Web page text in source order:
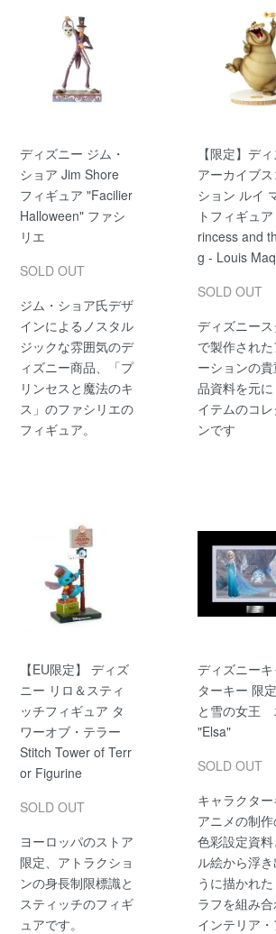
ディズニー ジム・
ショア Jim Shore
フィギュア "Facilier
Halloween" ファシ
リエ
SOLD OUT
ジム・ショア氏デザ
インによるノスタル
ジックな雰囲気のデ
ィズニー商品、「プ
リンセスと魔法のキ
ス」のファシリエの
フィギュア。
【限定】デ
アーカイブ
ション ルイ
トフィギュ
rincess and
g - Louis
SOLD OUT
ディズニー
で製作された
ーションの
品資料を元
イテムのコレ
ンです
【EU限定】 ディズ
ニー リロ＆スティ
ッチフィギュア タ
ワーオブ・テラー
Stitch Tower of Terr
or Figurine
SOLD OUT
ヨーロッパのストア
限定、アトラクショ
ンの身長制限標識と
スティッチのフィギ
ュアです。
ディズニーキ
ターキー 限
と雪の女王
"Elsa"
SOLD OUT
キャラクタ
アニメの制
色彩設定資
ル絵から浮き
うに描かれ
ラフを組み
インテリア・